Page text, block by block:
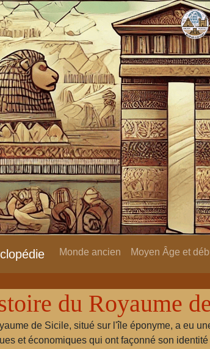
Monde ancien Moyen Âge et
du Royaume
de Sicile, situé sur l'île éponyme, a eu
et économiques qui ont façonné son